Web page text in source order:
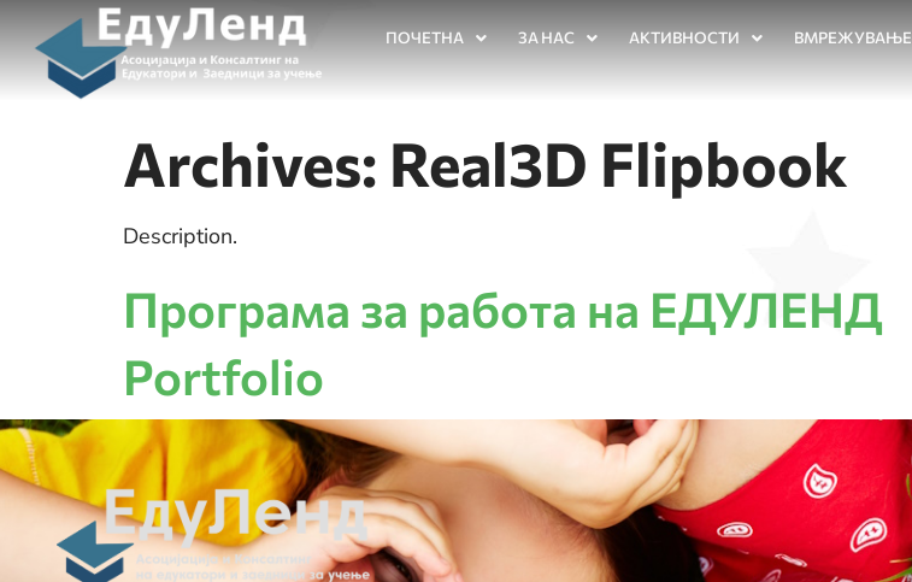
ПОЧЕТНА ЗА НАС АКТИВНОСТИ ВМРЕЖУВАЊЕ
Archives: Real3D Flipbook
Description.
Програма за работа на ЕДУЛЕНД
Portfolio